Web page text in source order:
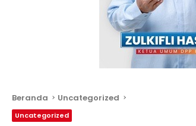
Beranda Uncategorized
Uncategorized